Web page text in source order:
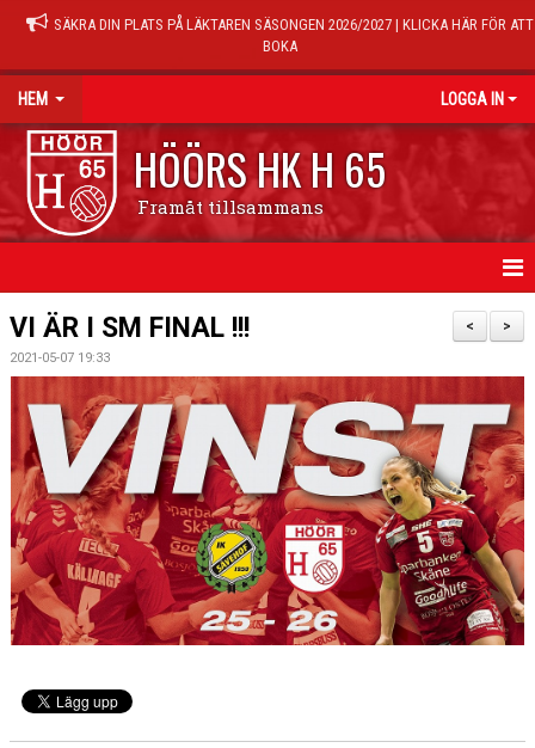
SÄKRA DIN PLATS PÅ LÄKTAREN SÄSONGEN 2026/2027 | KLICKA HÄR FÖR ATT
BOKA
HEM LOGGA IN
HÖÖRS HK H 65
Framåt tillsammans
HEM
NYHETER
KALENDER
MATCHER
TRÄNINGSTIDER
MEDLEMSAVGIFTER 2026/2027
USM
>
<
VI ÄR I SM FINAL !!!
2021-05-07 19:33